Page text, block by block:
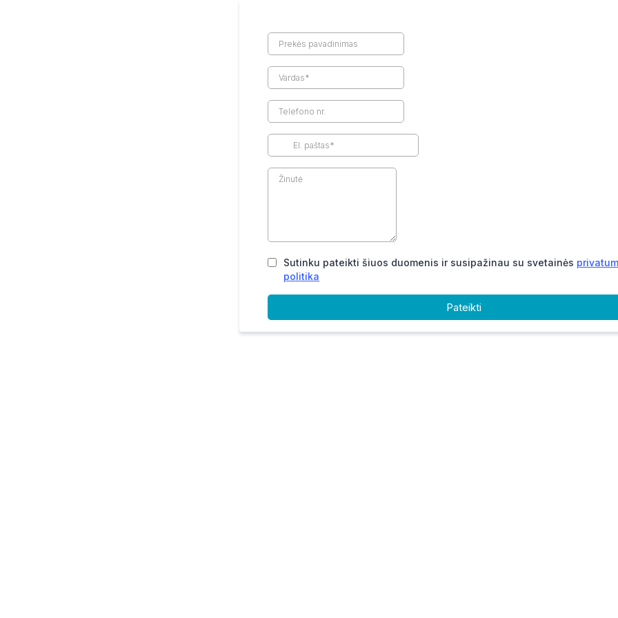
Sutinku pateikti šiuos duomenis ir susipažinau su svetainės
politika
Pateikti